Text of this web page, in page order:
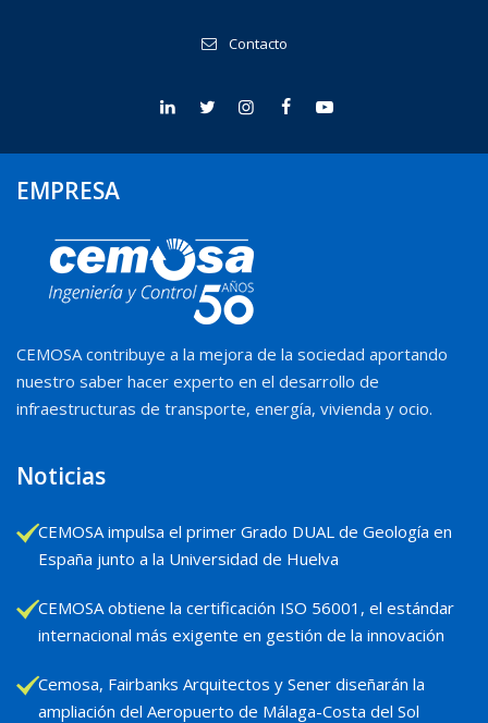
Contacto
EMPRESA
CEMOSA contribuye a la mejora de la sociedad aportando
nuestro saber hacer experto en el desarrollo de
infraestructuras de transporte, energía, vivienda y ocio.
Noticias
CEMOSA impulsa el primer Grado DUAL de Geología en
España junto a la Universidad de Huelva
CEMOSA obtiene la certificación ISO 56001, el estándar
internacional más exigente en gestión de la innovación
Cemosa, Fairbanks Arquitectos y Sener diseñarán la
ampliación del Aeropuerto de Málaga-Costa del Sol